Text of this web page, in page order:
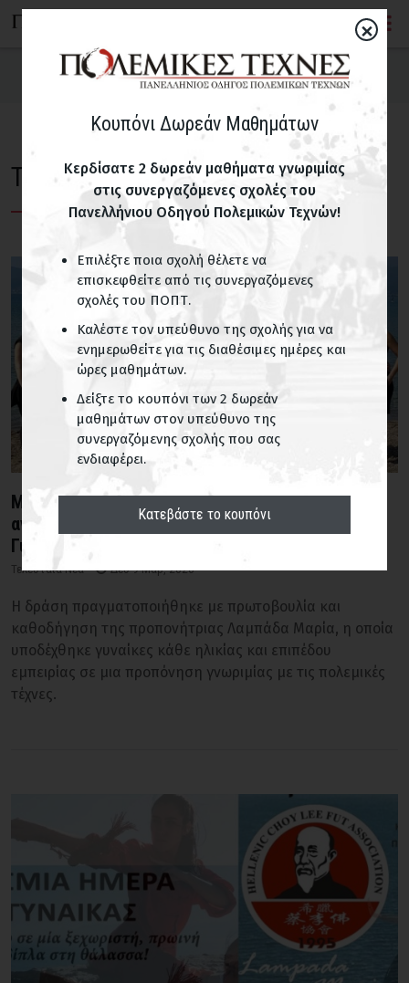
Τελευταία Νέα
Αγώνες
Τελευταία Νέα
Σεμινάρια
Τελευταία Νέα
Με επιτυχία πραγματοποιήθηκε στο Ναύπλιο η
ανοιχτή προπόνηση για την Παγκόσμια Ημέρα της
Γυναίκας
Τελευταία Νέα Δευ 9 Μαρ, 2026
Η δράση πραγματοποιήθηκε με πρωτοβουλία και
καθοδήγηση της προπονήτριας Λαμπάδα Μαρία, η οποία
υποδέχθηκε γυναίκες κάθε ηλικίας και επιπέδου
εμπειρίας σε μια προπόνηση γνωριμίας με τις πολεμικές
τέχνες.
×
Κουπόνι Δωρεάν Μαθημάτων
Κερδίσατε 2 δωρεάν μαθήματα γνωριμίας
στις συνεργαζόμενες σχολές του
Πανελλήνιου Οδηγού Πολεμικών Τεχνών!
Επιλέξτε ποια σχολή θέλετε να
επισκεφθείτε από τις συνεργαζόμενες
σχολές του ΠΟΠΤ.
Καλέστε τον υπεύθυνο της σχολής για να
ενημερωθείτε για τις διαθέσιμες ημέρες και
ώρες μαθημάτων.
Δείξτε το κουπόνι των 2 δωρεάν
μαθημάτων στον υπεύθυνο της
συνεργαζόμενης σχολής που σας
ενδιαφέρει.
Κατεβάστε το κουπόνι